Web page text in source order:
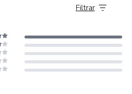
Filtrar